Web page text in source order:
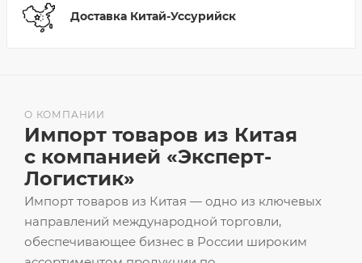
Доставка Китай-Уссурийск
Импорт товаров из Китая — одно из ключевых
направлений международной торговли,
обеспечивающее бизнес в России широким
О КОМПАНИИ
Импорт товаров из Китая
с компанией «Эксперт-
Логистик»